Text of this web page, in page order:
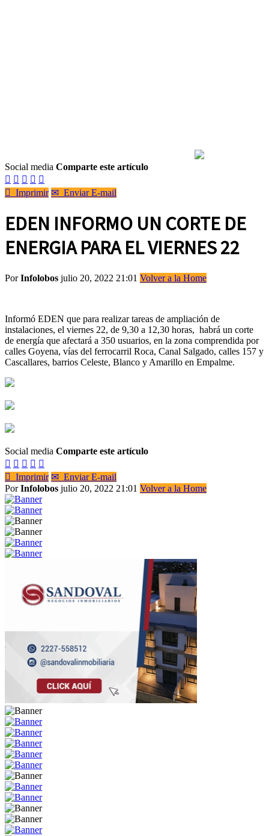
Social media Comparte este artículo
    
 Imprimir ✉ Enviar E-mail
EDEN INFORMO UN CORTE DE
ENERGIA PARA EL VIERNES 22
PorInfolobos julio 20, 2022 21:01 Volver a la Home
Informó EDEN que para realizar tareas de ampliación de
instalaciones, el viernes 22, de 9,30 a 12,30 horas, habrá un corte
de energía que afectará a 350 usuarios, en la zona comprendida por
calles Goyena, vías del ferrocarril Roca, Canal Salgado, calles 157 y
Cascallares, barrios Celeste, Blanco y Amarillo en Empalme.
Social media Comparte este artículo
    
 Imprimir ✉ Enviar E-mail
PorInfolobos julio 20, 2022 21:01 Volver a la Home